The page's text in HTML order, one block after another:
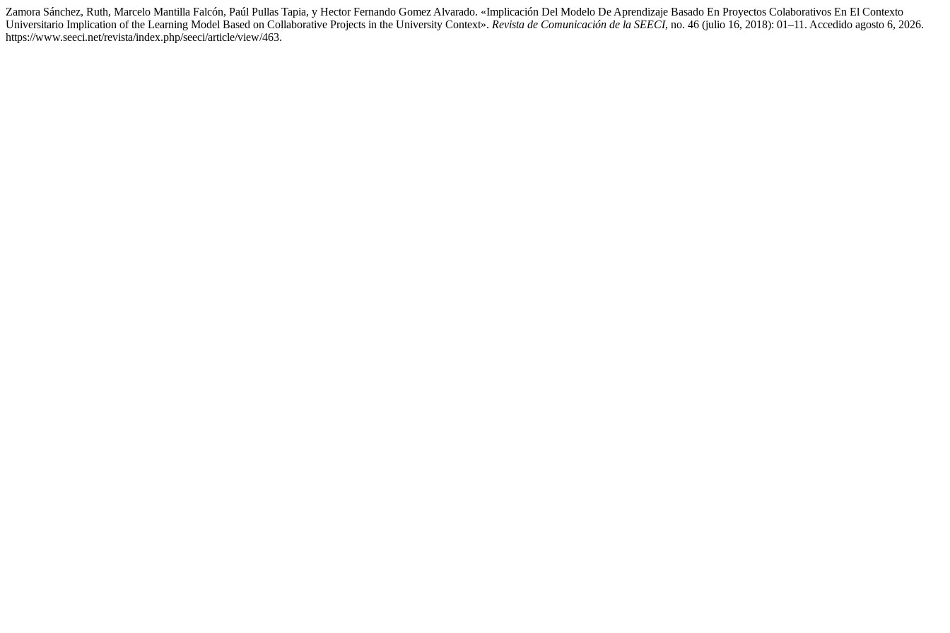
Zamora Sánchez, Ruth, Marcelo Mantilla Falcón, Paúl Pullas Tapia, y Hector Fernando Gomez Alvarado. «Implicación Del Modelo De Aprendizaje Basado En Proyectos Colaborativos En El Contexto
Universitario Implication of the Learning Model Based on Collaborative Projects in the University Context». Revista de Comunicación de la SEECI, no. 46 (julio 16, 2018): 01–11. Accedido agosto 6, 2026.
https://www.seeci.net/revista/index.php/seeci/article/view/463.